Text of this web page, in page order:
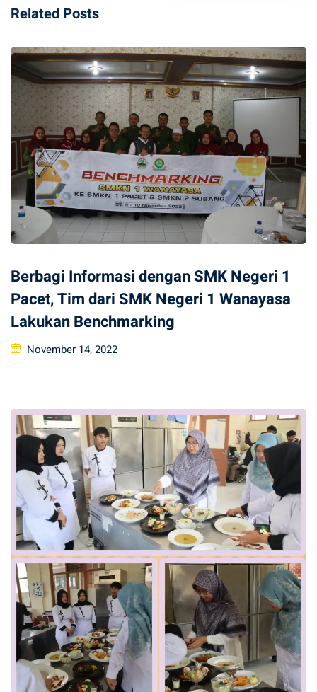
Related Posts
Berbagi Informasi dengan SMK Negeri 1
Pacet, Tim dari SMK Negeri 1 Wanayasa
Lakukan Benchmarking
Posted
November 14, 2022